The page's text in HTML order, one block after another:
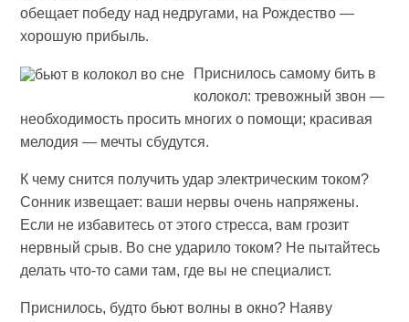
обещает победу над недругами, на Рождество —
хорошую прибыль.
Приснилось самому бить в
колокол: тревожный звон —
необходимость просить многих о помощи; красивая
мелодия — мечты сбудутся.
К чему снится получить удар электрическим током?
Сонник извещает: ваши нервы очень напряжены.
Если не избавитесь от этого стресса, вам грозит
нервный срыв. Во сне ударило током? Не пытайтесь
делать что-то сами там, где вы не специалист.
Приснилось, будто бьют волны в окно? Наяву